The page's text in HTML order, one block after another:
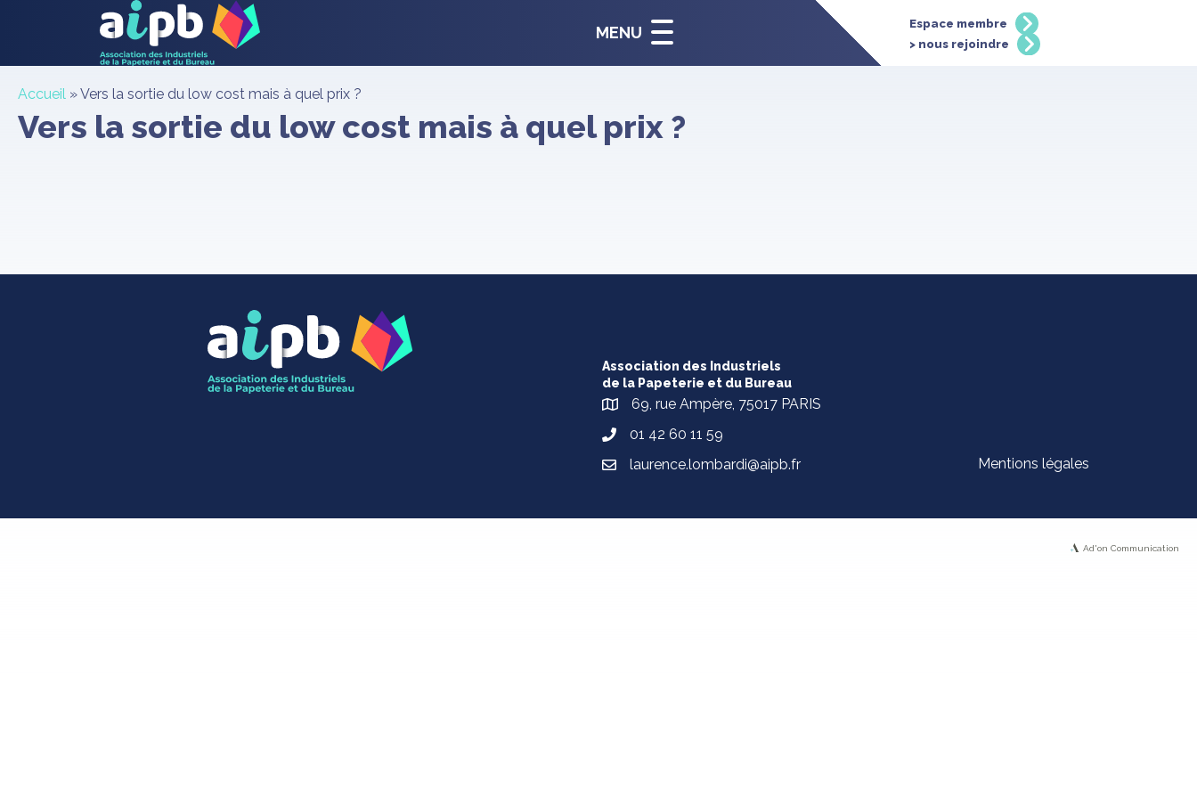
MENU
Espace membre
> nous rejoindre
Accueil »Vers la sortie du low cost mais à quel prix ?
Vers la sortie du low cost mais à quel prix ?
Association des Industriels
de la Papeterie et du Bureau
69, rue Ampère, 75017 PARIS
01 42 60 11 59
laurence.lombardi@aipb.fr
Mentions légales
Ad'on Communication